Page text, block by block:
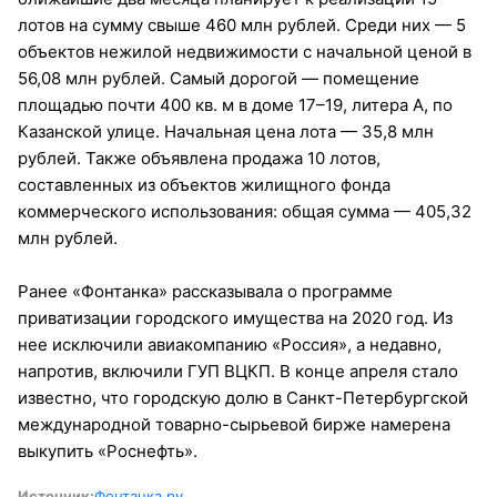
лотов на сумму свыше 460 млн рублей. Среди них — 5
объектов нежилой недвижимости с начальной ценой в
56,08 млн рублей. Самый дорогой — помещение
площадью почти 400 кв. м в доме 17–19, литера А, по
Казанской улице. Начальная цена лота — 35,8 млн
рублей. Также объявлена продажа 10 лотов,
составленных из объектов жилищного фонда
коммерческого использования: общая сумма — 405,32
млн рублей.
Ранее «Фонтанка» рассказывала о программе
приватизации городского имущества на 2020 год. Из
нее исключили авиакомпанию «Россия», а недавно,
напротив, включили ГУП ВЦКП. В конце апреля стало
известно, что городскую долю в Санкт-Петербургской
международной товарно-сырьевой бирже намерена
выкупить «Роснефть».